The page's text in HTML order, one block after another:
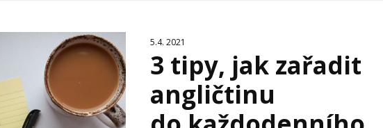
5.4. 2021
3 tipy, jak zařadit
angličtinu